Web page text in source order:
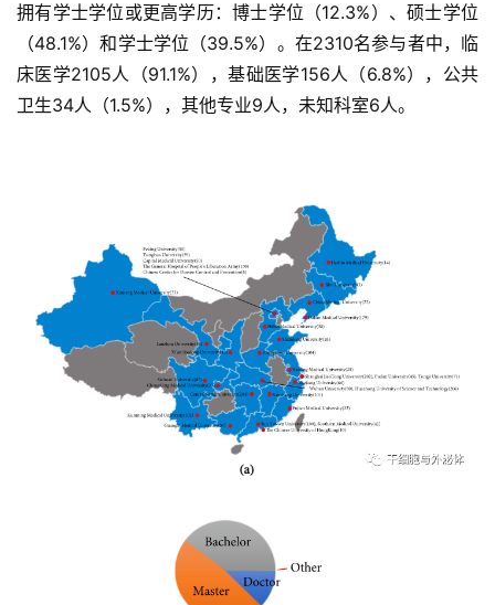
拥有学士学位或更高学历：博士学位（12.3%）、硕士学位
（48.1%）和学士学位（39.5%）。在2310名参与者中，临
床医学2105人（91.1%），基础医学156人（6.8%），公共
卫生34人（1.5%），其他专业9人，未知科室6人。